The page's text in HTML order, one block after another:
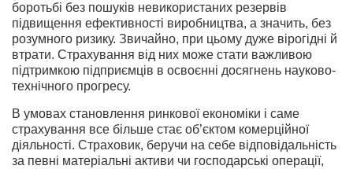
боротьбі без пошуків невикористаних резервів
підвищення ефективності виробництва, а значить, без
розумного ризику. Звичайно, при цьому дуже вірогідні й
втрати. Страхування від них може стати важливою
підтримкою підприємців в освоєнні досягнень науково-
технічного прогресу.
В умовах становлення ринкової економіки і саме
страхування все більше стає об’єктом комерційної
діяльності. Страховик, беручи на себе відповідальність
за певні матеріальні активи чи господарські операції,